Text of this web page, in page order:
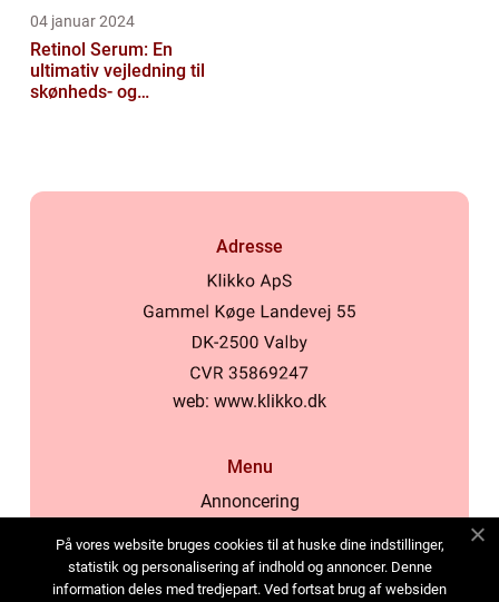
04 januar 2024
Retinol Serum: En
ultimativ vejledning til
skønheds- og
Adresse
web: www.klikko.dk
Menu
Annoncering
Cookies
Kontakt os
På vores website bruges cookies til at huske dine indstillinger,
statistik og personalisering af indhold og annoncer. Denne
information deles med tredjepart. Ved fortsat brug af websiden